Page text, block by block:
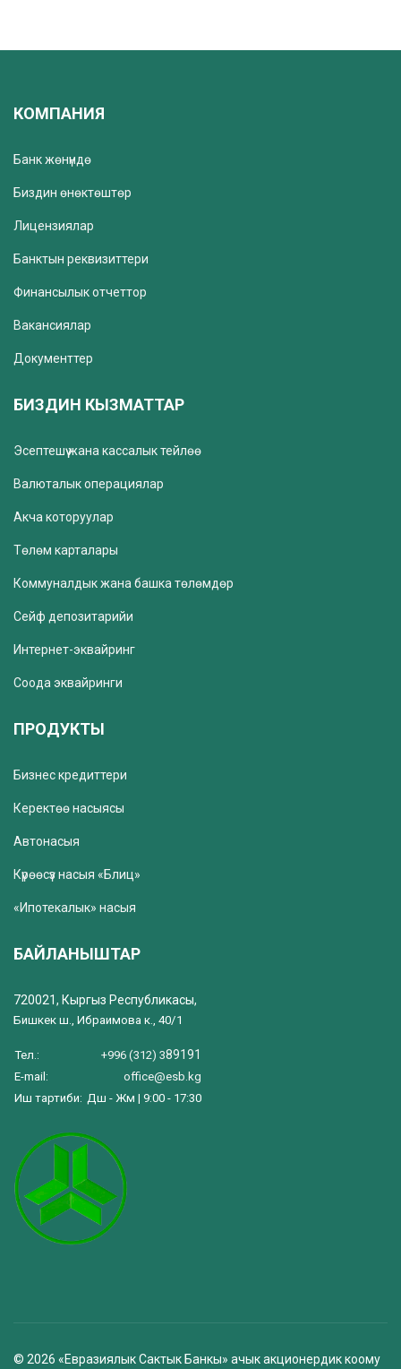
КОМПАНИЯ
Банк жөнүндө
Биздин өнөктөштөр
Лицензиялар
Банктын реквизиттери
Финансылык отчеттор
Вакансиялар
Документтер
БИЗДИН КЫЗМАТТАР
Эсептешүү жана кассалык тейлөө
Валюталык операциялар
Акча которуулар
Төлөм карталары
Коммуналдык жана башка төлөмдөр
Сейф депозитарийи
Интернет-эквайринг
Соода эквайринги
ПРОДУКТЫ
Бизнес кредиттери
Керектөө насыясы
Автонасыя
Күрөөсүз насыя «Блиц»
«Ипотекалык» насыя
БАЙЛАНЫШТАР
720021, Кыргыз Республикасы,
Бишкек ш., Ибраимова к., 40/1
Тел.: +996 (312) 389191
E-mail:
office@esb.kg
Иш тартиби: Дш - Жм | 9:00 - 17:30
© 2026 «Евразиялык Сактык Банкы» ачык акционердик коому